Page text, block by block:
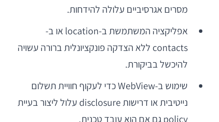
מסרים אגרסיביים עלולה להידחות.
אפליקציה המשתמשת ב-location או ב-
contacts ללא הצדקה פונקציונלית ברורה עשויה
להיכשל בביקורת.
שימוש ב-WebView כדי לעקוף חוויית תשלום
נייטיבית או דרישות disclosure עלול ליצור בעיית
policy גם אם הוא עובד טכנית.